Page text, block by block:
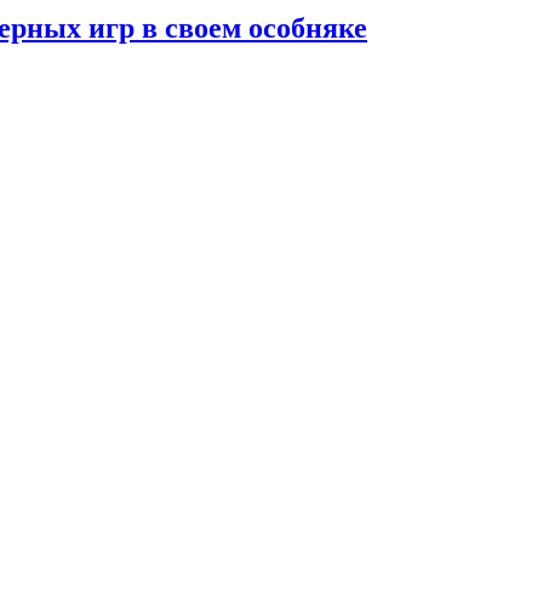
игр в своем особняке